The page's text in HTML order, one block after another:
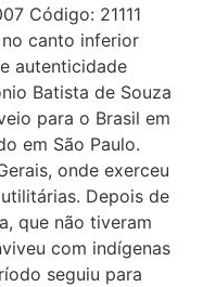
Código: 21111
no canto inferior
autenticidade
Batista de Souza
para o Brasil em
em São Paulo.
onde exerceu
Depois de
que não tiveram
com indígenas
seguiu para